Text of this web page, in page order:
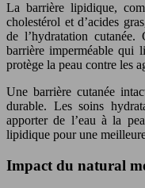
La barrière lipidique,
cholestérol et d’acides
de l’hydratation cutanée.
barrière imperméable qui
protège la peau contre les
Une barrière cutanée
durable. Les soins
apporter de l’eau à la
lipidique pour une
Impact du natural